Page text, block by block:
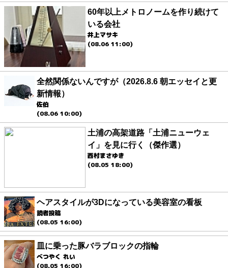
60年以上メトロノームを作り続けて
いる会社
井上マサキ
(08.06 11:00)
全然関係ないんですが（2026.8.6 朝エッセイと更
新情報）
佐伯
(08.06 10:00)
土浦の高架道路「土浦ニューウェ
イ」を見に行く（傑作選）
西村まさゆき
(08.05 18:00)
ヘアスタイルが3Dになっている美容室の看板
読者投稿
(08.05 16:00)
皿に乗った豚バラブロックの指輪
べつやく れい
(08.05 16:00)